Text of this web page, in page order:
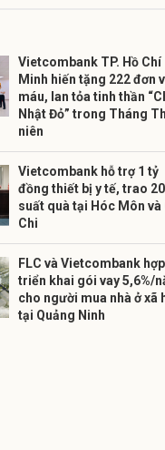
Vietcombank TP. Hồ Chí
Minh hiến tặng 222 đơn
máu, lan tỏa tinh thần
Nhật Đỏ” trong Tháng
niên
Vietcombank hỗ trợ 1 tỷ
đồng thiết bị y tế, trao
suất quà tại Hóc Môn và
Chi
FLC và Vietcombank
triển khai gói vay 5,6%/
cho người mua nhà ở xã
tại Quảng Ninh